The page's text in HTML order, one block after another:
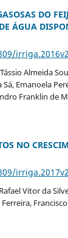
DO
ÁGUA
Almeida
Emanoela
Franklin de
NO
Vitor da